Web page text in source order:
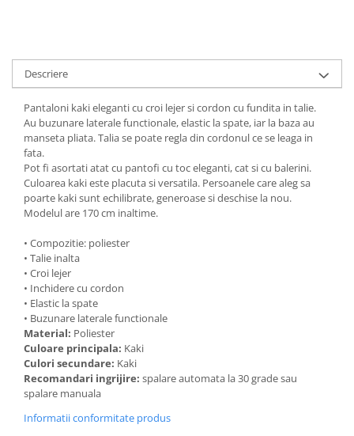
Descriere
Pantaloni kaki eleganti cu croi lejer si cordon cu fundita in talie.
Au buzunare laterale functionale, elastic la spate, iar la baza au
manseta pliata. Talia se poate regla din cordonul ce se leaga in
fata.
Pot fi asortati atat cu pantofi cu toc eleganti, cat si cu balerini.
Culoarea kaki este placuta si versatila. Persoanele care aleg sa
poarte kaki sunt echilibrate, generoase si deschise la nou.
Modelul are 170 cm inaltime.
• Compozitie: poliester
• Talie inalta
• Croi lejer
• Inchidere cu cordon
• Elastic la spate
• Buzunare laterale functionale
Material: Poliester
Culoare principala: Kaki
Culori secundare: Kaki
Recomandari ingrijire: spalare automata la 30 grade sau
spalare manuala
Informatii conformitate produs